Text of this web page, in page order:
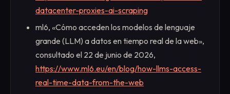
datacenter-proxies-ai-scraping
ml6, «Cómo acceden los modelos de lenguaje
grande (LLM) a datos en tiempo real de la web»,
consultado el 22 de junio de 2026,
https://www.ml6.eu/en/blog/how-llms-access-
real-time-data-from-the-web